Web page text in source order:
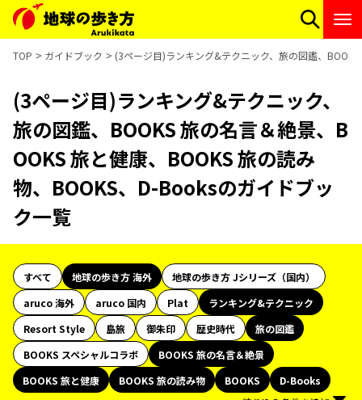
TOP ガイドブック (3ページ目)ランキング&テクニック、旅の図鑑、
(3ページ目)ランキング&テクニック、
旅の図鑑、BOOKS 旅の名言＆絶景、B
OOKS 旅と健康、BOOKS 旅の読み
物、BOOKS、D-Booksのガイドブッ
ク一覧
すべて 地球の歩き方 海外
地球の歩き方 Jシリーズ（国内）
aruco 海外
aruco 国内 Plat
ランキング&テクニック
Resort Style
島旅 御朱印 歴史時代
旅の図鑑
BOOKS スペシャルコラボ
BOOKS 旅の名言＆絶景
BOOKS 旅と健康
BOOKS 旅の読み物 BOOKS
D-Books